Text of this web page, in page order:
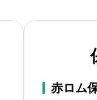
赤ロム